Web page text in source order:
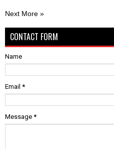
Next More »
CONTACT FORM
Name
Email *
Message *